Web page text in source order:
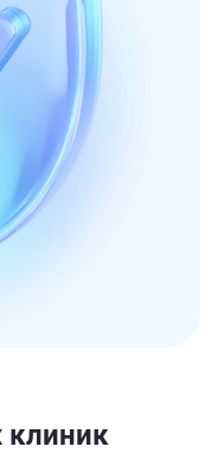
клиник